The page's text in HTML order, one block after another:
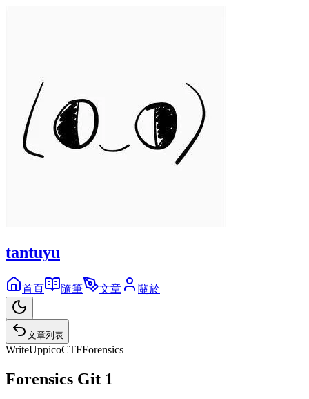
tantuyu
首頁 隨筆 文章 關於
文章列表
WriteUppicoCTFForensics
Forensics Git 1